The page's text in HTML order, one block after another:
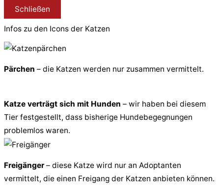
Schließen
Infos zu den Icons der Katzen
Pärchen – die Katzen werden nur zusammen vermittelt.
Katze verträgt sich mit Hunden – wir haben bei diesem
Tier festgestellt, dass bisherige Hundebegegnungen
problemlos waren.
Freigänger – diese Katze wird nur an Adoptanten
vermittelt, die einen Freigang der Katzen anbieten können.